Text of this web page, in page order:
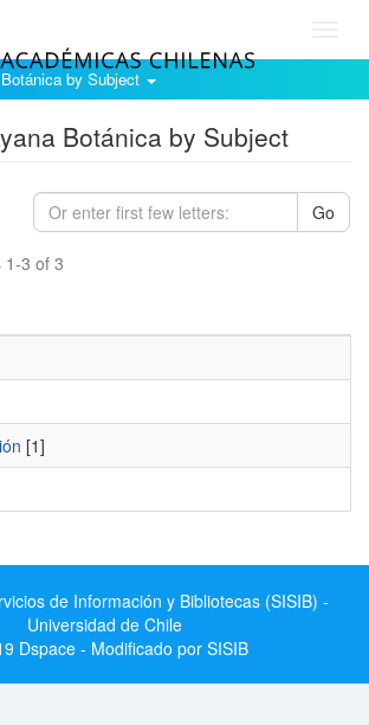
by Subject
Botánica by Subject
Go
1-3 of 3
[1]
de Información y Bibliotecas (SISIB) -
Universidad de Chile
Dspace - Modificado por SISIB